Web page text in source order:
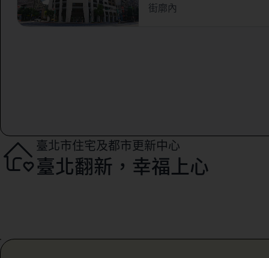
街廓內
臺北市住宅及都市更新中心
臺北翻新，幸福上心